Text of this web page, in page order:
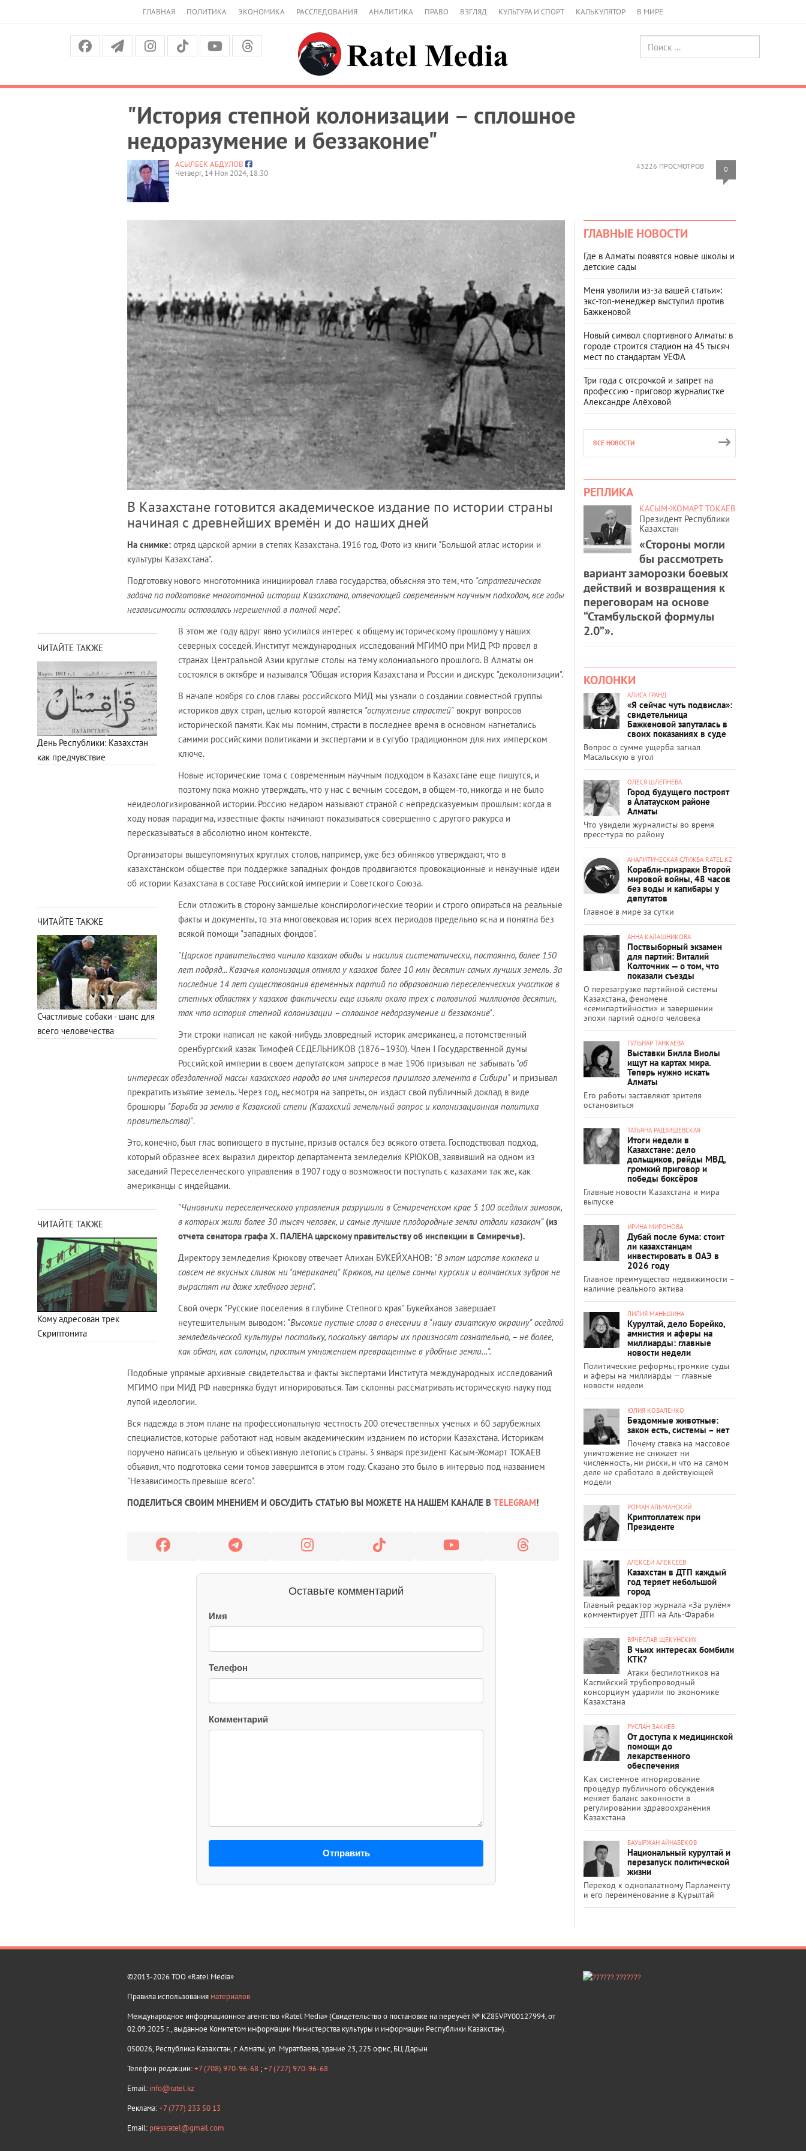
ГЛАВНАЯ ПОЛИТИКА ЭКОНОМИКА РАССЛЕДОВАНИЯ АНАЛИТИКА ПРАВО ВЗГЛЯД КУЛЬТУРА И СПОРТ КАЛЬКУЛЯТОР В МИРЕ
"История степной колонизации – сплошное
недоразумение и беззаконие"
43226 ПРОСМОТРОВ 0
АСЫЛБЕК АБДУЛОВ
Четверг, 14 Ноя 2024, 18:30
В Казахстане готовится академическое издание по истории страны
начиная с древнейших времён и до наших дней
На снимке: отряд царской армии в степях Казахстана. 1916 год. Фото из книги "Большой атлас истории и
культуры Казахстана".
Подготовку нового многотомника инициировал глава государства, объясняя это тем, что "стратегическая
задача по подготовке многотомной истории Казахстана, отвечающей современным научным подходам, все годы
независимости оставалась нерешенной в полной мере".
ЧИТАЙТЕ ТАКЖЕ
День Республики: Казахстан
как предчувствие
В этом же году вдруг явно усилился интерес к общему историческому прошлому у наших
северных соседей. Институт международных исследований МГИМО при МИД РФ провел в
странах Центральной Азии круглые столы на тему колониального прошлого. В Алматы он
состоялся в октябре и назывался "Общая история Казахстана и России и дискурс "деколонизации".
В начале ноября со слов главы российского МИД мы узнали о создании совместной группы
историков двух стран, целью которой является "остужение страстей" вокруг вопросов
исторической памяти. Как мы помним, страсти в последнее время в основном нагнетались
самими российскими политиками и экспертами и в сугубо традиционном для них имперском
ключе.
Новые исторические тома с современным научным подходом в Казахстане еще пишутся, и
поэтому пока можно утверждать, что у нас с вечным соседом, в общем-то, никогда и не было
неидеологизированной истории. Россию недаром называют страной с непредсказуемым прошлым: когда в
ходу новая парадигма, известные факты начинают показываться совершенно с другого ракурса и
пересказываться в абсолютно ином контексте.
Организаторы вышеупомянутых круглых столов, например, уже без обиняков утверждают, что в
казахстанском обществе при поддержке западных фондов продвигаются провокационные и ненаучные идеи
об истории Казахстана в составе Российской империи и Советского Союза.
ЧИТАЙТЕ ТАКЖЕ
Счастливые собаки - шанс для
всего человечества
Если отложить в сторону замшелые конспирологические теории и строго опираться на реальные
факты и документы, то эта многовековая история всех периодов предельно ясна и понятна без
всякой помощи "западных фондов".
"Царское правительство чинило казахам обиды и насилия систематически, постоянно, более 150
лет подряд... Казачья колонизация отняла у казахов более 10 млн десятин самых лучших земель. За
последние 14 лет существования временных партий по образованию переселенческих участков в
степных областях у казахов фактически еще изъяли около трех с половиной миллионов десятин,
так что история степной колонизации – сплошное недоразумение и беззаконие".
Эти строки написал не какой-нибудь зловредный историк американец, а потомственный
оренбургский казак Тимофей СЕДЕЛЬНИКОВ (1876–1930). Член І Государственной думы
Российской империи в своем депутатском запросе в мае 1906 призывал не забывать "об
интересах обездоленной массы казахского народа во имя интересов пришлого элемента в Сибири" и призывал
прекратить изъятие земель. Через год, несмотря на запреты, он издаст свой публичный доклад в виде
брошюры "Борьба за землю в Казахской степи (Казахский земельный вопрос и колонизационная политика
правительства)".
Это, конечно, был глас вопиющего в пустыне, призыв остался без всякого ответа. Господствовал подход,
который образнее всех выразил директор департамента земледелия КРЮКОВ, заявивший на одном из
заседаний Переселенческого управления в 1907 году о возможности поступать с казахами так же, как
американцы с индейцами.
ЧИТАЙТЕ ТАКЖЕ
Кому адресован трек
Скриптонита
"Чиновники переселенческого управления разрушили в Семиреченском крае 5 100 оседлых зимовок,
в которых жили более 30 тысяч человек, и самые лучшие плодородные земли отдали казакам” (из
отчета сенатора графа X. ПАЛЕНА царскому правительству об инспекции в Семиречье).
Директору земледелия Крюкову отвечает Алихан БУКЕЙХАНОВ: "В этом царстве кокпека и
совсем не вкусных сливок ни "американец" Крюков, ни целые сонмы курских и волчанских зубров не
вырастят ни даже хлебного зерна".
Свой очерк "Русские поселения в глубине Степного края" Букейханов завершает
неутешительным выводом: "Высокие пустые слова о внесении в "нашу азиатскую окраину" оседлой
земледельческой культуры постольку, поскольку авторы их произносят сознательно, – не более,
как обман, как солонцы, простым умножением превращенные в удобные земли…".
Подобные упрямые архивные свидетельства и факты экспертами Института международных исследований
МГИМО при МИД РФ наверняка будут игнорироваться. Там склонны рассматривать историческую науку под
лупой идеологии.
Вся надежда в этом плане на профессиональную честность 200 отечественных ученых и 60 зарубежных
специалистов, которые работают над новым академическим изданием по истории Казахстана. Историкам
поручено написать цельную и объективную летопись страны. 3 января президент Касым-Жомарт ТОКАЕВ
объявил, что подготовка семи томов завершится в этом году. Сказано это было в интервью под названием
"Независимость превыше всего".
ПОДЕЛИТЬСЯ СВОИМ МНЕНИЕМ И ОБСУДИТЬ СТАТЬЮ ВЫ МОЖЕТЕ НА НАШЕМ КАНАЛЕ В TELEGRAM!
Оставьте комментарий
Имя
Телефон
Комментарий
Отправить
ГЛАВНЫЕ НОВОСТИ
Где в Алматы появятся новые школы и
детские сады
Меня уволили из-за вашей статьи»:
экс-топ-менеджер выступил против
Бажкеновой
Новый символ спортивного Алматы: в
городе строится стадион на 45 тысяч
мест по стандартам УЕФА
Три года с отсрочкой и запрет на
профессию - приговор журналистке
Александре Алёховой
ВСЕ НОВОСТИ
РЕПЛИКА
КАСЫМ-ЖОМАРТ ТОКАЕВ
Президент Республики
Казахстан
«Стороны могли
бы рассмотреть
вариант заморозки боевых
действий и возвращения к
переговорам на основе
“Стамбульской формулы
2.0”».
КОЛОНКИ
АЛИСА ГРАНД
«Я сейчас чуть подвисла»:
свидетельница
Бажкеновой запуталась в
своих показаниях в суде
Вопрос о сумме ущерба загнал
Масальскую в угол
ОЛЕСЯ ШЛЕПНЕВА
Город будущего построят
в Алатауском районе
Алматы
Что увидели журналисты во время
пресс-тура по району
АНАЛИТИЧЕСКАЯ СЛУЖБА RATEL.KZ
Корабли-призраки Второй
мировой войны, 48 часов
без воды и капибары у
депутатов
Главное в мире за сутки
АННА КАЛАШНИКОВА
Поствыборный экзамен
для партий: Виталий
Колточник — о том, что
показали съезды
О перезагрузке партийной системы
Казахстана, феномене
«семипартийности» и завершении
эпохи партий одного человека
ГУЛЬНАР ТАНКАЕВА
Выставки Билла Виолы
ищут на картах мира.
Теперь нужно искать
Алматы
Его работы заставляют зрителя
остановиться
ТАТЬЯНА РАДЗИШЕВСКАЯ
Итоги недели в
Казахстане: дело
дольщиков, рейды МВД,
громкий приговор и
победы боксёров
Главные новости Казахстана и мира
выпуске
ИРИНА МИРОНОВА
Дубай после бума: стоит
ли казахстанцам
инвестировать в ОАЭ в
2026 году
Главное преимущество недвижимости –
наличие реального актива
ЛИЛИЯ МАНЬШИНА
Курултай, дело Борейко,
амнистия и аферы на
миллиарды: главные
новости недели
Политические реформы, громкие суды
и аферы на миллиарды — главные
новости недели
ЮЛИЯ КОВАЛЕНКО
Бездомные животные:
закон есть, системы – нет
Почему ставка на массовое
уничтожение не снижает ни
численность, ни риски, и что на самом
деле не сработало в действующей
модели
РОМАН АЛЬМАНСКИЙ
Криптоплатеж при
Президенте
АЛЕКСЕЙ АЛЕКСЕЕВ
Казахстан в ДТП каждый
год теряет небольшой
город
Главный редактор журнала «За рулём»
комментирует ДТП на Аль-Фараби
ВЯЧЕСЛАВ ЩЕКУНСКИХ
В чьих интересах бомбили
КТК?
Атаки беспилотников на
Каспийский трубопроводный
консорциум ударили по экономике
Казахстана
РУСЛАН ЗАКИЕВ
От доступа к медицинской
помощи до
лекарственного
обеспечения
Как системное игнорирование
процедур публичного обсуждения
меняет баланс законности в
регулировании здравоохранения
Казахстана
БАУЫРЖАН АЙНАБЕКОВ
Национальный курултай и
перезапуск политической
жизни
Переход к однопалатному Парламенту
и его переименование в Құрылтай
©2013-2026 ТОО «Ratel Media»
Правила использования материалов
Международное информационное агентство «Ratel Media» (Свидетельство о постановке на переучёт № KZ85VPY00127994, от
02.09.2025 г., выданное Комитетом информации Министерства культуры и информации Республики Казахстан).
050026, Республика Казахстан, г. Алматы, ул. Муратбаева, здание 23, 225 офис, БЦ Дарын
Телефон редакции:+7 (708) 970-96-68 ;+7 (727) 970-96-68
Email: info@ratel.kz
Реклама:+7 (777) 233 50 13
Email: pressratel@gmail.com